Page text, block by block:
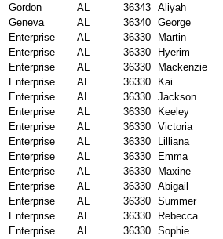
Gordon
AL 36343 Aliyah
Geneva
AL 36340 George
Enterprise
AL 36330 Martin
Enterprise
AL 36330 Hyerim
Enterprise
AL 36330 Mackenzie
Enterprise
AL 36330 Kai
Enterprise
AL 36330 Jackson
Enterprise
AL 36330 Keeley
Enterprise
AL 36330 Victoria
Enterprise
AL 36330 Lilliana
Enterprise
AL 36330 Emma
Enterprise
AL 36330 Maxine
Enterprise
AL 36330 Abigail
Enterprise
AL 36330 Summer
Enterprise
AL 36330 Rebecca
Enterprise
AL 36330 Sophie